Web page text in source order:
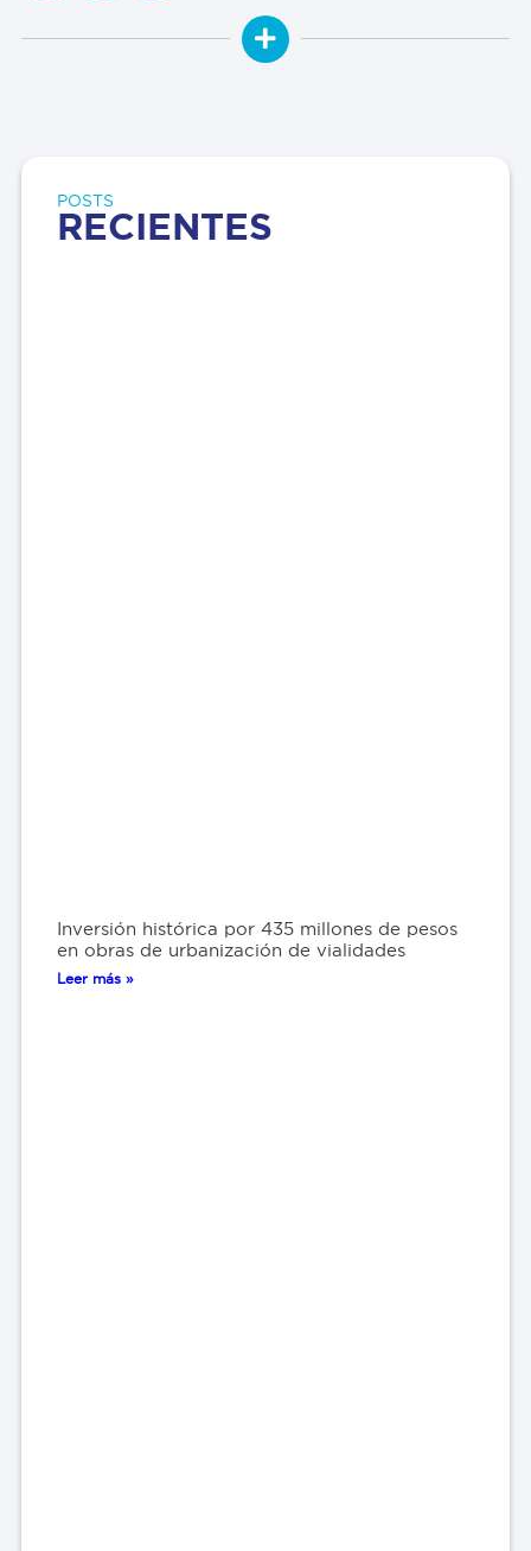
POSTS
RECIENTES
Inversión histórica por 435 millones de pesos
en obras de urbanización de vialidades
Leer más »